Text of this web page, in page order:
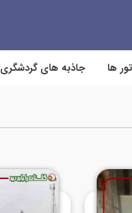
تور ها جاذبه های گردشگری